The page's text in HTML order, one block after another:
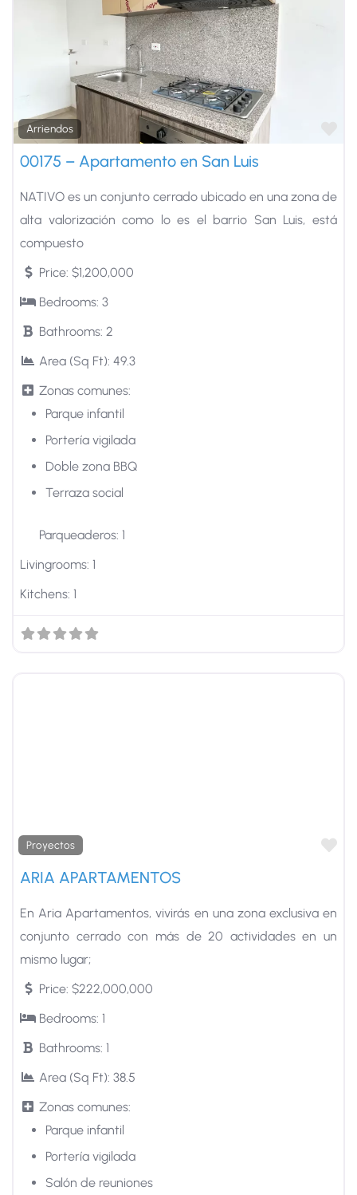
Leaflet | Map data ©
Arriendos
00175 – Apartamento en San Luis
NATIVO es un conjunto cerrado ubicado en una zona de
alta valorización como lo es el barrio San Luis, está
compuesto
Price: $1,200,000
Bedrooms: 3
Bathrooms: 2
Area (Sq Ft): 49.3
Zonas comunes:
Parque infantil
Portería vigilada
Doble zona BBQ
Terraza social
Parqueaderos: 1
Livingrooms: 1
Kitchens: 1
Proyectos
ARIA APARTAMENTOS
En Aria Apartamentos, vivirás en una zona exclusiva en
conjunto cerrado con más de 20 actividades en un
mismo lugar;
Price: $222,000,000
Bedrooms: 1
Bathrooms: 1
Area (Sq Ft): 38.5
Zonas comunes:
Parque infantil
Portería vigilada
Salón de reuniones